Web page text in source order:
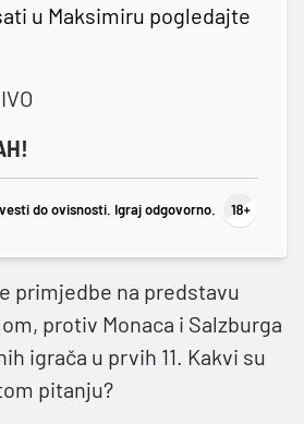
u Maksimiru pogledajte
do ovisnosti. Igraj odgovorno.
primjedbe na predstavu
protiv Monaca i Salzburga
igrača u prvih 11. Kakvi su
pitanju?